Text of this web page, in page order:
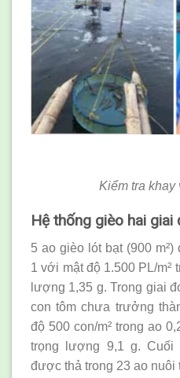
Kiểm tra khay
Hệ thống gièo hai giai
5 ao gièo lót bạt (900
1 với mật độ 1.500 PL/m²
lượng 1,35 g. Trong giai
con tôm chưa trưởng
độ 500 con/m² trong ao
trọng lượng 9,1 g. Cuối
được thả trong 23 ao